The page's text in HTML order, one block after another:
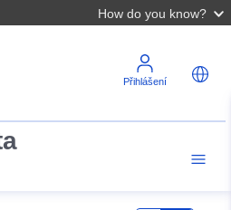
How do you know?
Přihlášení